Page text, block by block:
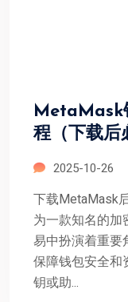
MetaMask
程（下载后
2025-10-26
下载MetaMask
为一款知名的加
易中扮演着重要
保障钱包安全和
钥或助...